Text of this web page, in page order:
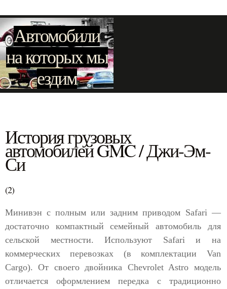
Автомобили
на которых мы
ездим
История грузовых
автомобилей GMC / Джи-Эм-
Си
(2)
Минивэн с полным или задним приводом Safari —
достаточно компактный семейный автомобиль для
сельской местности. Используют Safari и на
коммерческих перевозках (в комплектации Van
Cargo). От своего двойника Chevrolet Astro модель
отличается оформлением передка с традиционно